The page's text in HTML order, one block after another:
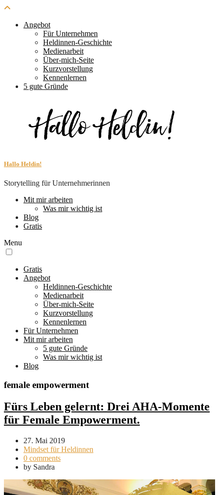
Angebot
Für Unternehmen
Heldinnen-Geschichte
Medienarbeit
Über-mich-Seite
Kurzvorstellung
Kennenlernen
5 gute Gründe
Hallo Heldin!
Storytelling für Unternehmerinnen
Mit mir arbeiten
Was mir wichtig ist
Blog
Gratis
Menu
Gratis
Angebot
Heldinnen-Geschichte
Medienarbeit
Über-mich-Seite
Kurzvorstellung
Kennenlernen
Für Unternehmen
Mit mir arbeiten
5 gute Gründe
Was mir wichtig ist
Blog
female empowerment
Fürs Leben gelernt: Drei AHA-Momente
für Female Empowerment.
27. Mai 2019
Mindset für Heldinnen
0 comments
by Sandra